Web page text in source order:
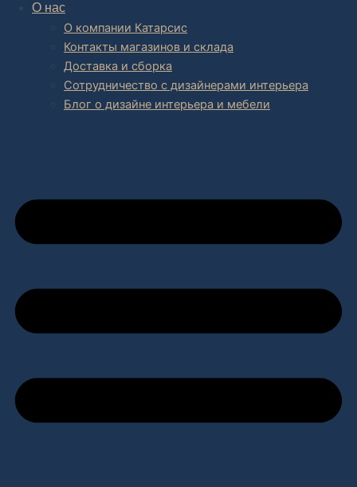
О нас
О компании Катарсис
Контакты магазинов и склада
Доставка и сборка
Сотрудничество с дизайнерами интерьера
Блог о дизайне интерьера и мебели